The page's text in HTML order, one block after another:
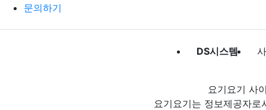
문의하기
DS시스템
요기요기 사
요기요기는 정보제공자